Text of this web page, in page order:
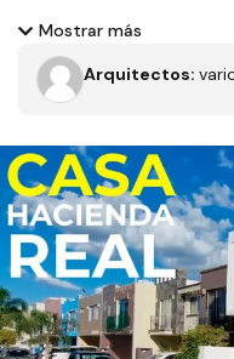
Mostrar más
Arquitectos:
Filtros
Tipo de obra